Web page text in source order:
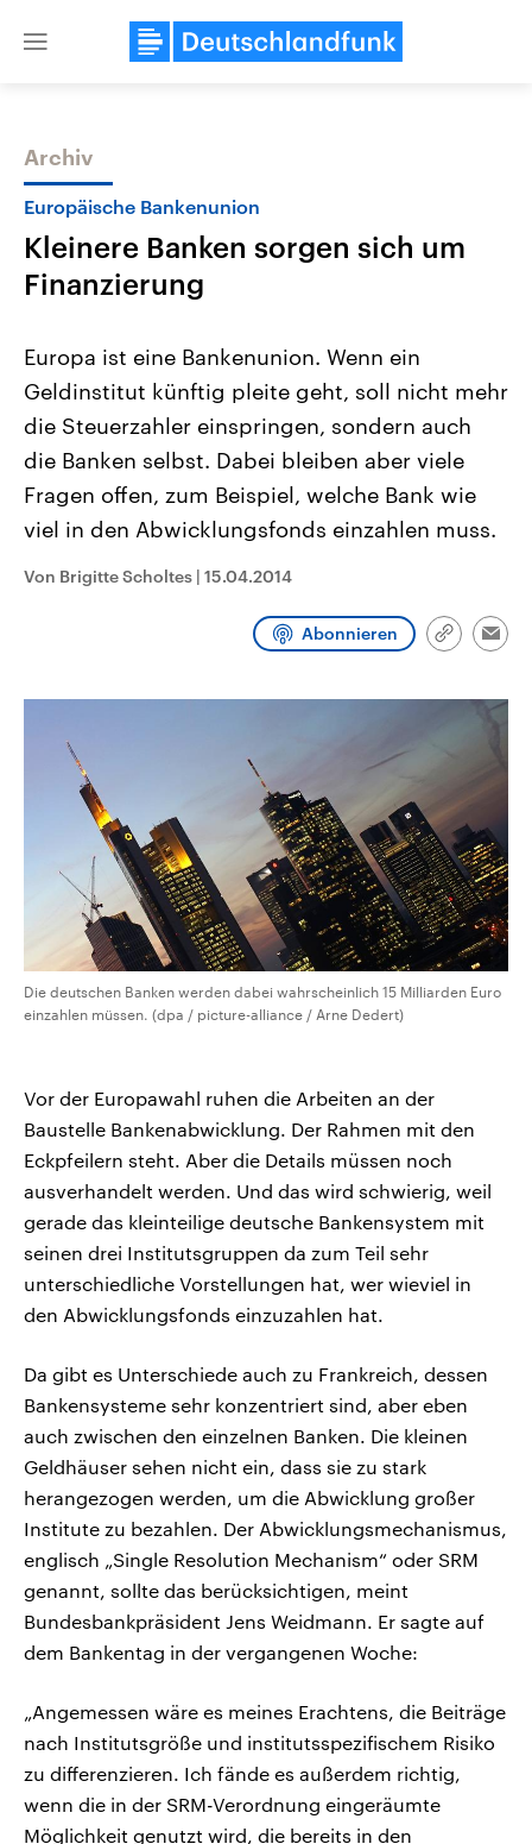
Close
Themen
Landtagswahl Sachsen-Anhalt
2026
Alle Informationen
Sachsen-Anhalt wählt am 6.
September 2026 einen neuen
Landtag. Seit 2021 wird das
Bundesland von einer Koalition aus
Umfragen, Prognosen,
Wahlprogramme, aktuelle Berichte
und Kandidaten der anstehenden
Aktuelle Beiträge,
Hintergründe
Wirtschaftlich und
gehören die Vereinigten
den mächtigsten Ländern
mit großem Einfluss auf
Archiv
Europäische Bankenunion
Kleinere Banken sorgen sich um
Finanzierung
Europa ist eine Bankenunion. Wenn ein
Geldinstitut künftig pleite geht, soll nicht mehr
die Steuerzahler einspringen, sondern auch
die Banken selbst. Dabei bleiben aber viele
Fragen offen, zum Beispiel, welche Bank wie
viel in den Abwicklungsfonds einzahlen muss.
Von Brigitte Scholtes | 15.04.2014
Abonnieren
Link
Die deutschen Banken werden dabei wahrscheinlich 15 Milliarden Euro
einzahlen müssen. (dpa / picture-alliance / Arne Dedert)
Vor der Europawahl ruhen die Arbeiten an der
Baustelle Bankenabwicklung. Der Rahmen mit den
Eckpfeilern steht. Aber die Details müssen noch
ausverhandelt werden. Und das wird schwierig, weil
gerade das kleinteilige deutsche Bankensystem mit
seinen drei Institutsgruppen da zum Teil sehr
unterschiedliche Vorstellungen hat, wer wieviel in
den Abwicklungsfonds einzuzahlen hat.
Da gibt es Unterschiede auch zu Frankreich, dessen
Bankensysteme sehr konzentriert sind, aber eben
auch zwischen den einzelnen Banken. Die kleinen
Geldhäuser sehen nicht ein, dass sie zu stark
herangezogen werden, um die Abwicklung großer
Institute zu bezahlen. Der Abwicklungsmechanismus,
englisch „Single Resolution Mechanism“ oder SRM
genannt, sollte das berücksichtigen, meint
Bundesbankpräsident Jens Weidmann. Er sagte auf
dem Bankentag in der vergangenen Woche:
„Angemessen wäre es meines Erachtens, die Beiträge
nach Institutsgröße und institutsspezifischem Risiko
zu differenzieren. Ich fände es außerdem richtig,
wenn die in der SRM-Verordnung eingeräumte
Möglichkeit genutzt wird, die bereits in den